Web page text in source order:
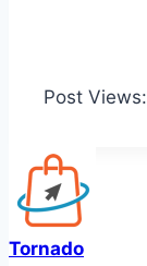
Post Views:
Tornado